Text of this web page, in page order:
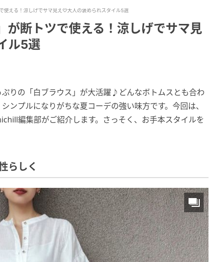
使える！涼しげでサマ見え♡大人の褒められスタイル5選
が断トツで使える！涼しげでサマ見
ル5選
りの「白ブラウス」が大活躍♪どんなボトムスとも合わ
ンプルになりがちな夏コーデの強い味方です。今回は、
編集部がご紹介します。さっそく、お手本スタイルを
らしく